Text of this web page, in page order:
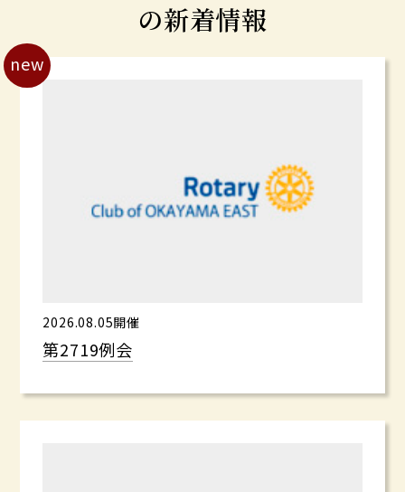
の新着情報
new
2026.08.05開催
第2719例会